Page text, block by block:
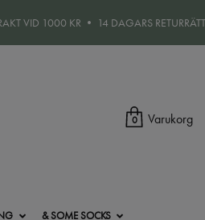
VID 1000 KR • 14 DAGARS RETURRÄTT
0 Varukorg
& SOME SOCKS